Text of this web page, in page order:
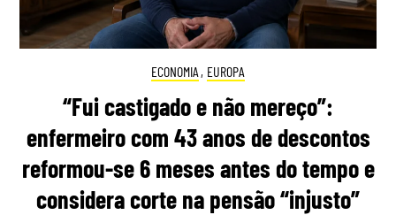
ECONOMIA , EUROPA
“Fui castigado e não mereço”:
enfermeiro com 43 anos de descontos
reformou-se 6 meses antes do tempo e
considera corte na pensão “injusto”